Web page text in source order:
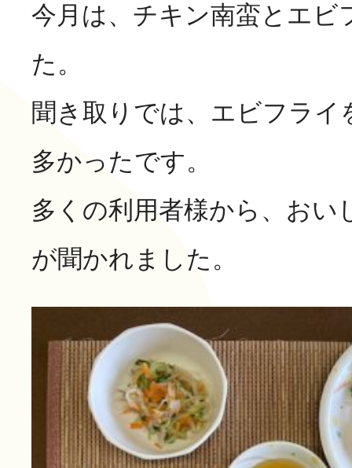
今月は、チキン南蛮とエビ
た。
聞き取りでは、エビフライ
多かったです。
多くの利用者様から、おい
が聞かれました。
介護老人保健施設 長寿の
短期入所療養介護ショー
長寿の里通所リハビリテ
長寿の里 デイサービスセ
グループホーム 長寿
長寿の里在宅介護支援セ
トピック・写真
デイサービス便り
グループホーム便り
通所リハビリテーション
一覧
採用情報
活動のご